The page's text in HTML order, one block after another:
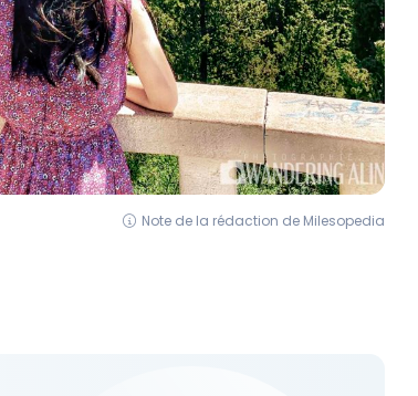
Note de la rédaction de Milesopedia